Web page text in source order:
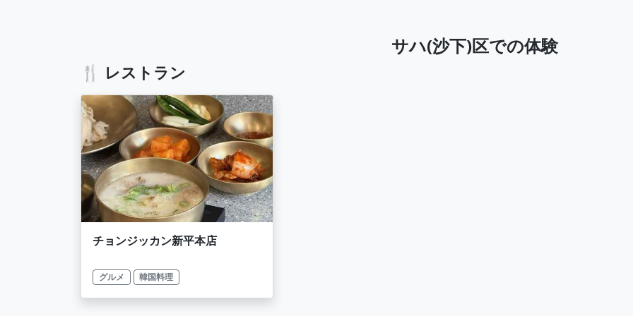
サハ(沙下)区での体験
🍴 レストラン
チョンジッカン新平本店
グルメ 韓国料理